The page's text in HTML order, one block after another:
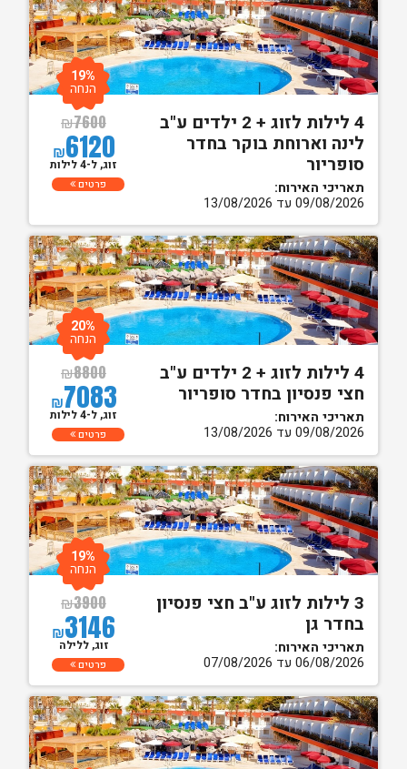
4 לילות לזוג + 2 ילדים ע"ב
לינה וארוחת בוקר בחדר
סופריור
תאריכי האירוח:
09/08/2026 עד 13/08/2026
₪7600
₪6120
19%
הנחה
זוג, ל-4 לילות
פרטים
4 לילות לזוג + 2 ילדים ע"ב
חצי פנסיון בחדר סופריור
תאריכי האירוח:
09/08/2026 עד 13/08/2026
₪8800
₪7083
20%
הנחה
זוג, ל-4 לילות
פרטים
3 לילות לזוג ע"ב חצי פנסיון
בחדר גן
תאריכי האירוח:
06/08/2026 עד 07/08/2026
₪3900
₪3146
19%
הנחה
זוג, ללילה
פרטים